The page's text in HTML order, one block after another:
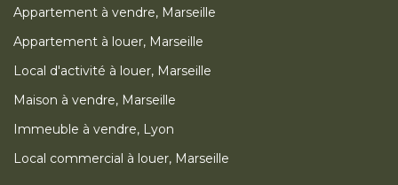
Appartement à vendre, Marseille
Appartement à louer, Marseille
Local d'activité à louer, Marseille
Maison à vendre, Marseille
Immeuble à vendre, Lyon
Local commercial à louer, Marseille